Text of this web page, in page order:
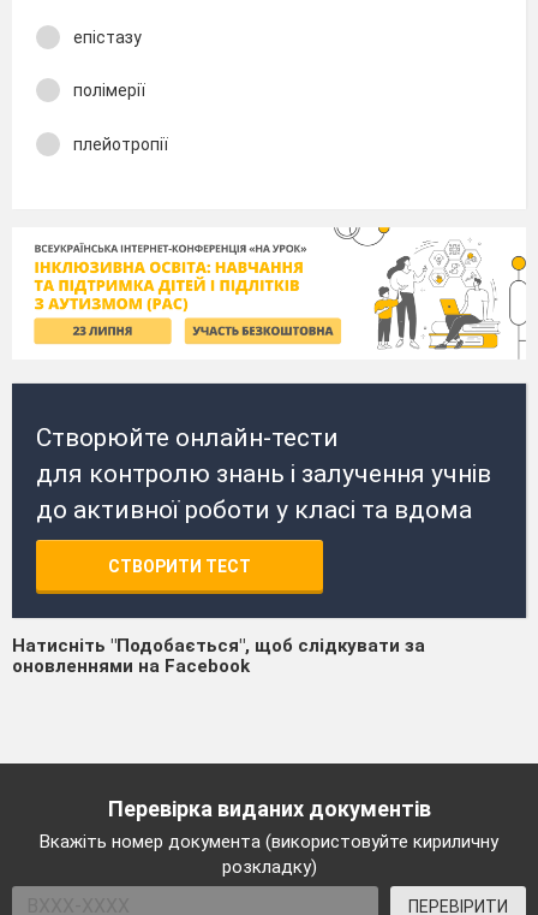
епістазу
полімерії
плейотропії
Створюйте онлайн-тести
для контролю знань і залучення учнів
до активної роботи у класі та вдома
СТВОРИТИ ТЕСТ
Натисніть "Подобається", щоб слідкувати за
оновленнями на Facebook
Перевірка виданих документів
Вкажіть номер документа (використовуйте кириличну
розкладку)
ПЕРЕВІРИТИ